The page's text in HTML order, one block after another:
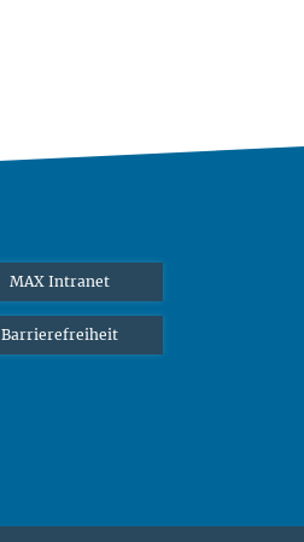
MAX Intranet
Barrierefreiheit